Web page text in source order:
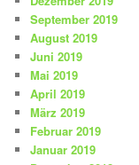
September 2019
August 2019
Juni 2019
Mai 2019
April 2019
März 2019
Februar 2019
Januar 2019